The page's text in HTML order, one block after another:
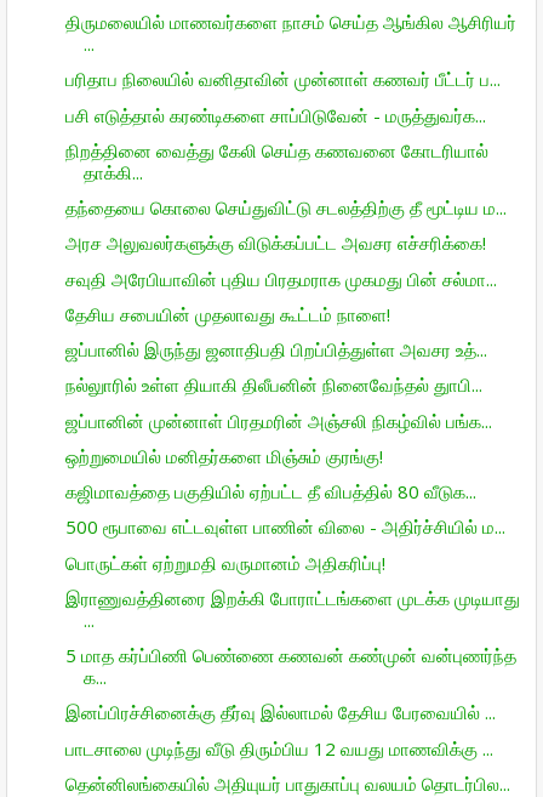
திருமலையில் மாணவர்களை நாசம் செய்த ஆங்கில ஆசிரியர்
...
பரிதாப நிலையில் வனிதாவின் முன்னாள் கணவர் பீட்டர் ப...
பசி எடுத்தால் கரண்டிகளை சாப்பிடுவேன் - மருத்துவர்க...
நிறத்தினை வைத்து கேலி செய்த கணவனை கோடரியால்
தாக்கி...
தந்தையை கொலை செய்துவிட்டு சடலத்திற்கு தீ மூட்டிய ம...
அரச அலுவலர்களுக்கு விடுக்கப்பட்ட அவசர எச்சரிக்கை!
சவுதி அரேபியாவின் புதிய பிரதமராக முகமது பின் சல்மா...
தேசிய சபையின் முதலாவது கூட்டம் நாளை!
ஜப்பானில் இருந்து ஜனாதிபதி பிறப்பித்துள்ள அவசர உத்...
நல்லுாரில் உள்ள தியாகி திலீபனின் நினைவேந்தல் துாபி...
ஜப்பானின் முன்னாள் பிரதமரின் அஞ்சலி நிகழ்வில் பங்க...
ஒற்றுமையில் மனிதர்களை மிஞ்சும் குரங்கு!
கஜிமாவத்தை பகுதியில் ஏற்பட்ட தீ விபத்தில் 80 வீடுக...
500 ரூபாவை எட்டவுள்ள பாணின் விலை - அதிர்ச்சியில் ம...
பொருட்கள் ஏற்றுமதி வருமானம் அதிகரிப்பு!
இராணுவத்தினரை இறக்கி போராட்டங்களை முடக்க முடியாது
...
5 மாத கர்ப்பிணி பெண்ணை கணவன் கண்முன் வன்புணர்ந்த
க...
இனப்பிரச்சினைக்கு தீர்வு இல்லாமல் தேசிய பேரவையில் ...
பாடசாலை முடிந்து வீடு திரும்பிய 12 வயது மாணவிக்கு ...
தென்னிலங்கையில் அதியுயர் பாதுகாப்பு வலயம் தொடர்பில...